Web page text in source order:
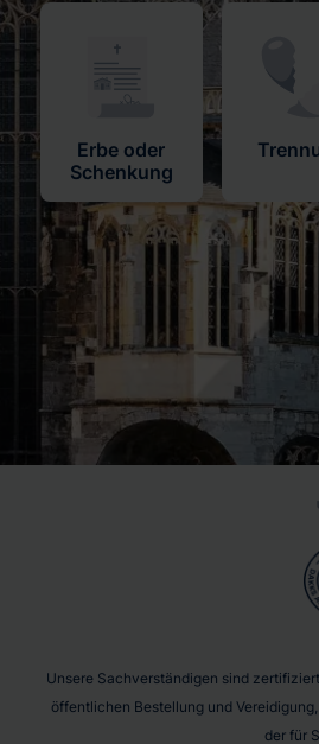
Erbe oder
Schenkung
Unsere Sachverständigen sind
öffentlichen Bestellung und
der für